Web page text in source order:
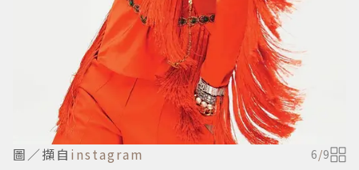
圖／擷自 instagram 6/9